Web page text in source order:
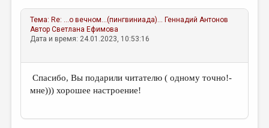
Тема:Re: ...о вечном...(пингвиниада)...
Геннадий Антонов
АвторСветлана Ефимова
Дата и время: 24.01.2023, 10:53:16
Спасибо, Вы подарили читателю ( одному точно!-
мне))) хорошее настроение!